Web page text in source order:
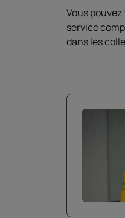
Vous
service
dans les